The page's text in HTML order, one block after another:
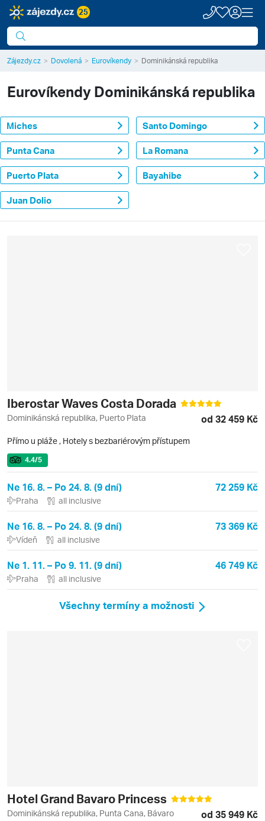
25
Zájezdy.cz Dovolená Eurovíkendy Dominikánská republika
EurovíkendyDominikánská republika
Miches Santo Domingo
Punta Cana La Romana
Puerto Plata Bayahibe
Juan Dolio
Iberostar Waves Costa Dorada
Dominikánská republika, Puerto Plata od 32 459 Kč
Přímo u pláže , Hotely s bezbariérovým přístupem
4.4/5
Ne 16. 8. – Po 24. 8. (9 dní) 72 259 Kč
Praha all inclusive
Ne 16. 8. – Po 24. 8. (9 dní) 73 369 Kč
Vídeň all inclusive
Ne 1. 11. – Po 9. 11. (9 dní) 46 749 Kč
Praha all inclusive
Všechny termíny a možnosti
Hotel Grand Bavaro Princess
Dominikánská republika, Punta Cana, Bávaro od 35 949 Kč